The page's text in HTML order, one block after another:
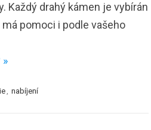
Každý drahý kámen je vybírán
pomoci i podle vašeho
, nabíjení